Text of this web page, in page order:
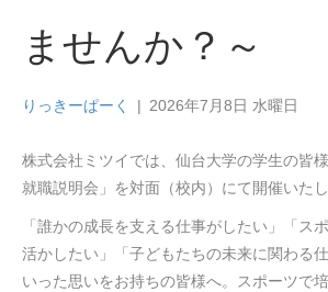
ませんか？～
りっきーぱーく | 2026年7月8日 水曜日
株式会社ミツイでは、仙台大学の学生の皆
就職説明会」を対面（校内）にて開催いたし
「誰かの成長を支える仕事がしたい」「ス
活かしたい」「子どもたちの未来に関わる
いった思いをお持ちの皆様へ。スポーツで